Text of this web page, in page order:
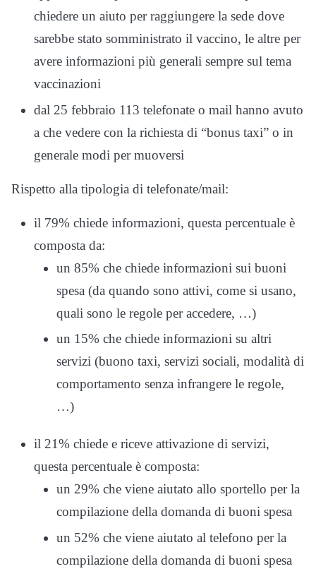
chiedere un aiuto per raggiungere la sede dove
sarebbe stato somministrato il vaccino, le altre per
avere informazioni più generali sempre sul tema
vaccinazioni
dal 25 febbraio 113 telefonate o mail hanno avuto
a che vedere con la richiesta di “bonus taxi” o in
generale modi per muoversi
Rispetto alla tipologia di telefonate/mail:
il 79% chiede informazioni, questa percentuale è
composta da:
un 85% che chiede informazioni sui buoni
spesa (da quando sono attivi, come si usano,
quali sono le regole per accedere, …)
un 15% che chiede informazioni su altri
servizi (buono taxi, servizi sociali, modalità di
comportamento senza infrangere le regole,
…)
il 21% chiede e riceve attivazione di servizi,
questa percentuale è composta:
un 29% che viene aiutato allo sportello per la
compilazione della domanda di buoni spesa
un 52% che viene aiutato al telefono per la
compilazione della domanda di buoni spesa